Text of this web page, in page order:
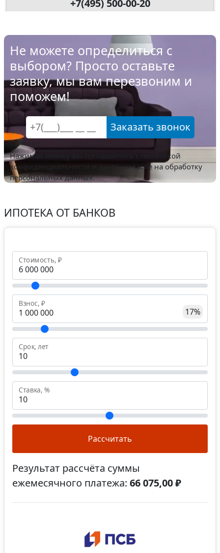
+7(495) 500-00-20
Не можете определиться с
выбором? Просто оставьте
заявку, мы вам перезвоним и
поможем!
Заказать звонок
Нажимая кнопку вы соглашаетесь с
политикой
конфиденциальности и даете согласие на обработку
персональных данных.
ИПОТЕКА ОТ БАНКОВ
Стоимость, ₽
Взнос, ₽
17%
Срок, лет
Ставка, %
Рассчитать
Результат рассчёта суммы
ежемесячного платежа: 66 075,00 ₽